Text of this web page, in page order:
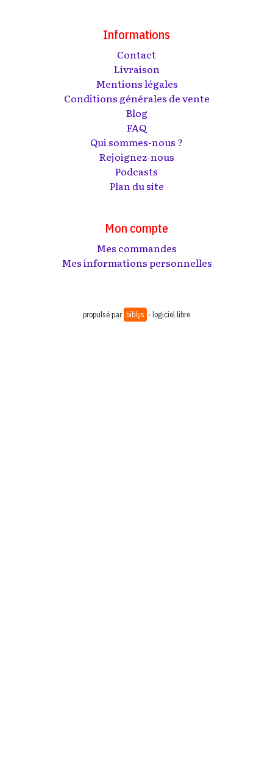
Informations
Contact
Livraison
Mentions légales
Conditions générales de vente
Blog
FAQ
Qui sommes-nous ?
Rejoignez-nous
Podcasts
Plan du site
Mon compte
Mes commandes
Mes informations personnelles
propulsé par biblys · logiciel libre